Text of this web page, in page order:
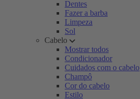
Dentes
Fazer a barba
Limpeza
Sol
Cabelo
Mostrar todos
Condicionador
Cuidados com o cabelo
Champô
Cor do cabelo
Estilo